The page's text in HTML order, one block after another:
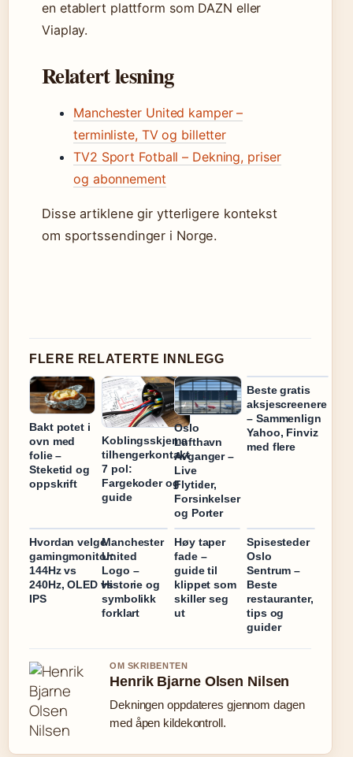
en etablert plattform som DAZN eller
Viaplay.
Relatert lesning
Manchester United kamper –
terminliste, TV og billetter
TV2 Sport Fotball – Dekning, priser
og abonnement
Disse artiklene gir ytterligere kontekst
om sportssendinger i Norge.
FLERE RELATERTE INNLEGG
Bakt potet i
ovn med
folie –
Steketid og
oppskrift
Koblingsskjema
tilhengerkontakt
7 pol:
Fargekoder og
guide
Oslo
Lufthavn
Avganger –
Live
Flytider,
Forsinkelser
og Porter
Beste gratis
aksjescreenere
– Sammenlign
Yahoo, Finviz
med flere
Hvordan velge
gamingmonitor:
144Hz vs
240Hz, OLED vs
IPS
Manchester
United
Logo –
Historie og
symbolikk
forklart
Høy taper
fade –
guide til
klippet som
skiller seg
ut
Spisesteder
Oslo
Sentrum –
Beste
restauranter,
tips og
guider
OM SKRIBENTEN
Henrik Bjarne Olsen Nilsen
Dekningen oppdateres gjennom dagen
med åpen kildekontroll.